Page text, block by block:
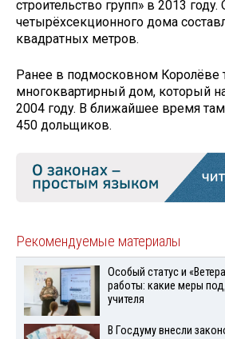
строительство групп» в 2013
четырёхсекционного дома
квадратных метров.
Ранее в подмосковном Королёве
многоквартирный дом, который
2004 году. В ближайшее время
450 дольщиков.
Рекомендуемые материалы
Особый статус и
работы: какие меры
учителя
В Госдуму внесли